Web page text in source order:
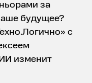
за
будущее?
с
изменит